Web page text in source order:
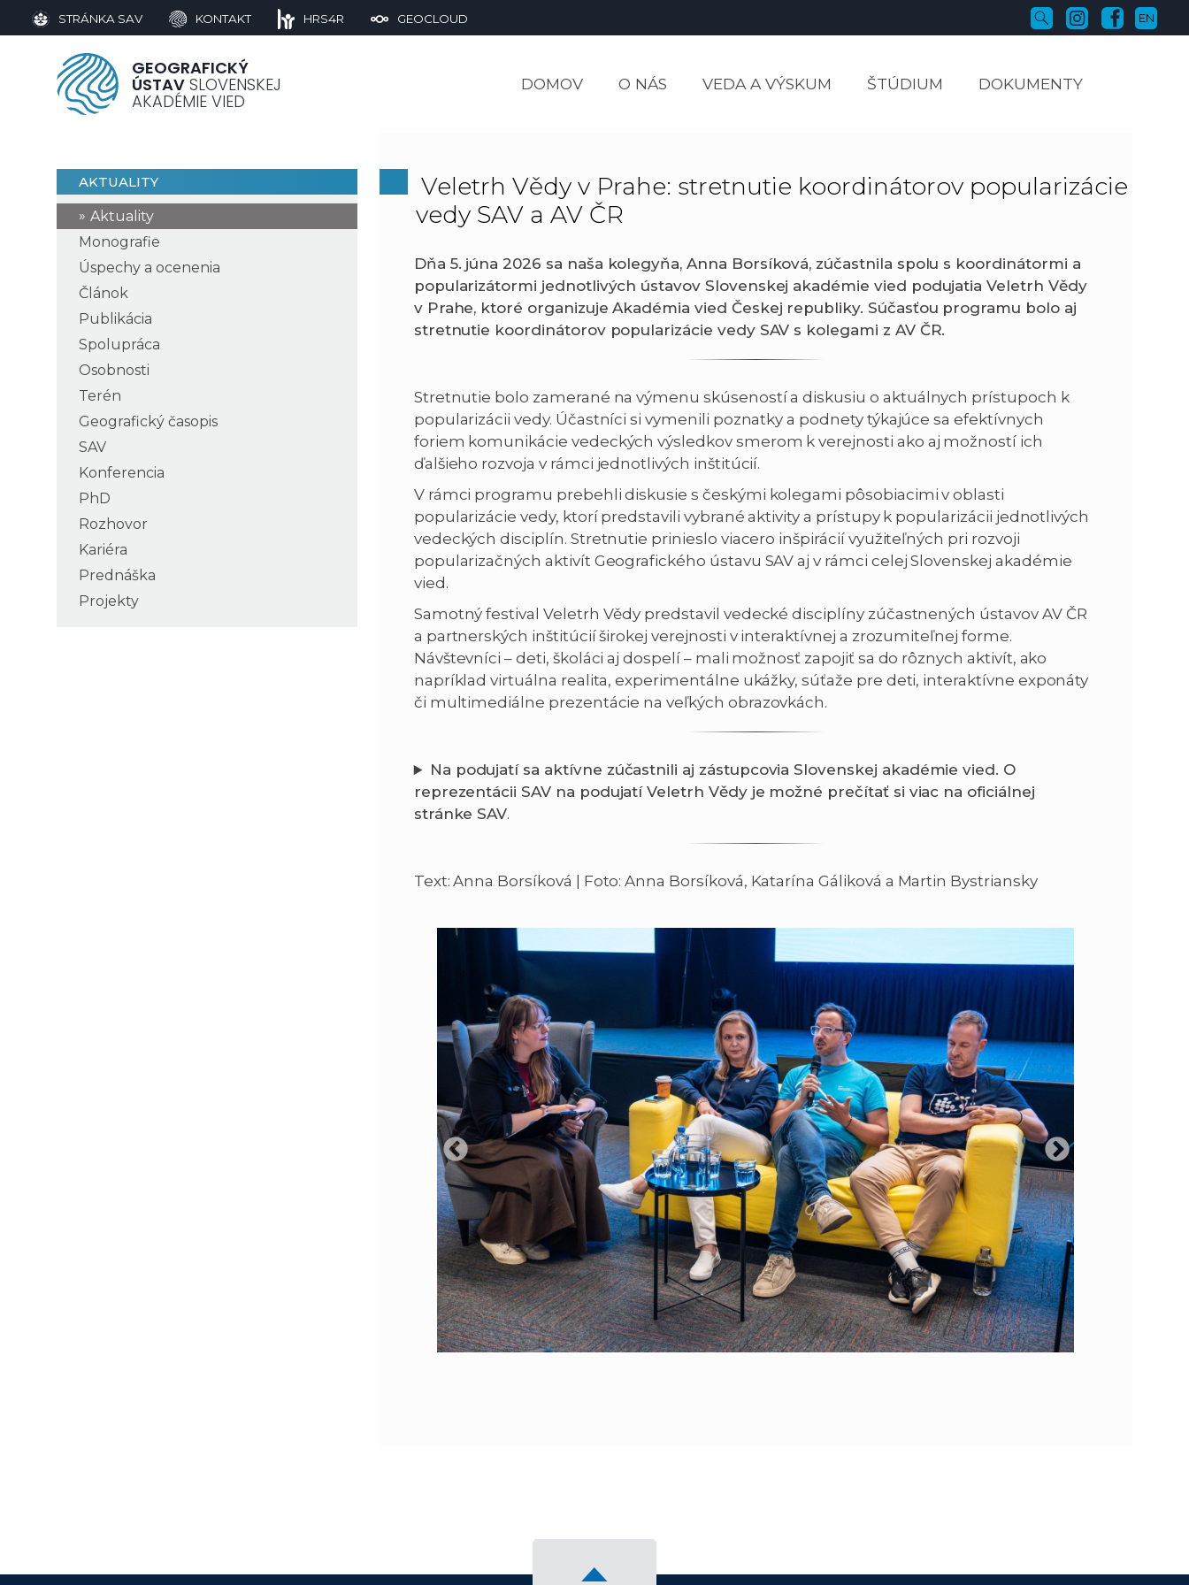
GEOGRAFICKÝ
ÚSTAV SLOVENSKEJ
AKADÉMIE VIED
DOMOV O NÁS VEDA A VÝSKUM ŠTÚDIUM DOKUMENTY
STRÁNKA SAV KONTAKT HRS4R GEOCLOUD EN
AKTUALITY
Aktuality
Monografie
Úspechy a ocenenia
Článok
Publikácia
Spolupráca
Osobnosti
Terén
Geografický časopis
SAV
Konferencia
PhD
Rozhovor
Kariéra
Prednáška
Projekty
Veletrh Vědy v Prahe: stretnutie koordinátorov popularizácie
vedy SAV a AV ČR
Dňa 5. júna 2026 sa naša kolegyňa, Anna Borsíková, zúčastnila spolu s koordinátormi a
popularizátormi jednotlivých ústavov Slovenskej akadémie vied podujatia Veletrh Vědy
v Prahe, ktoré organizuje Akadémia vied Českej republiky. Súčasťou programu bolo aj
stretnutie koordinátorov popularizácie vedy SAV s kolegami z AV ČR.
Stretnutie bolo zamerané na výmenu skúseností a diskusiu o aktuálnych prístupoch k
popularizácii vedy. Účastníci si vymenili poznatky a podnety týkajúce sa efektívnych
foriem komunikácie vedeckých výsledkov smerom k verejnosti ako aj možností ich
ďalšieho rozvoja v rámci jednotlivých inštitúcií.
V rámci programu prebehli diskusie s českými kolegami pôsobiacimi v oblasti
popularizácie vedy, ktorí predstavili vybrané aktivity a prístupy k popularizácii jednotlivých
vedeckých disciplín. Stretnutie prinieslo viacero inšpirácií využiteľných pri rozvoji
popularizačných aktivít Geografického ústavu SAV aj v rámci celej Slovenskej akadémie
vied.
Samotný festival Veletrh Vědy predstavil vedecké disciplíny zúčastnených ústavov AV ČR
a partnerských inštitúcií širokej verejnosti v interaktívnej a zrozumiteľnej forme.
Návštevníci – deti, školáci aj dospelí – mali možnosť zapojiť sa do rôznych aktivít, ako
napríklad virtuálna realita, experimentálne ukážky, súťaže pre deti, interaktívne exponáty
či multimediálne prezentácie na veľkých obrazovkách.
Na podujatí sa aktívne zúčastnili aj zástupcovia Slovenskej akadémie vied. O
reprezentácii SAV na podujatí Veletrh Vědy je možné prečítať si viac na oficiálnej
stránke SAV.
Text: Anna Borsíková | Foto: Anna Borsíková, Katarína Gáliková a Martin Bystriansky